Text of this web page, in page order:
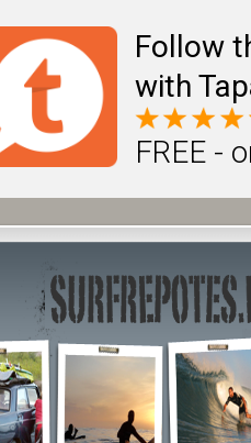
Follow
with
FREE -